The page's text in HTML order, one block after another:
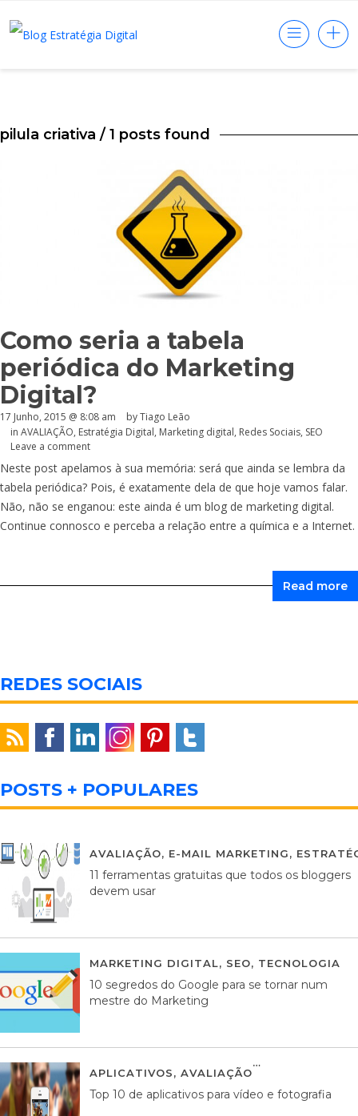
pilula criativa / 1 posts found
Como seria a tabela
periódica do Marketing
Digital?
17 Junho, 2015 @ 8:08 am
by Tiago Leão
in AVALIAÇÃO, Estratégia Digital, Marketing digital, Redes Sociais, SEO
Leave a comment
Neste post apelamos à sua memória: será que ainda se lembra da
tabela periódica? Pois, é exatamente dela de que hoje vamos falar.
Não, não se enganou: este ainda é um blog de marketing digital.
Continue connosco e perceba a relação entre a química e a Internet.
Read more
REDES SOCIAIS
POSTS + POPULARES
AVALIAÇÃO, E-MAIL MARKETING,
11 ferramentas gratuitas que todos os bloggers
devem usar
MARKETING DIGITAL, SEO, TECNOLOGIA
10 segredos do Google para se tornar num
mestre do Marketing
APLICATIVOS, AVALIAÇÃO
Top 10 de aplicativos para vídeo e fotografia